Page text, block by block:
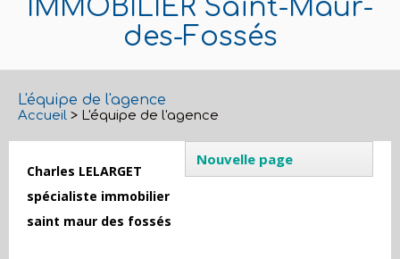
L'équipe de l'agence
Accueil > L'équipe de l'agence
Nouvelle page
Charles LELARGET
spécialiste immobilier
saint maur des fossés